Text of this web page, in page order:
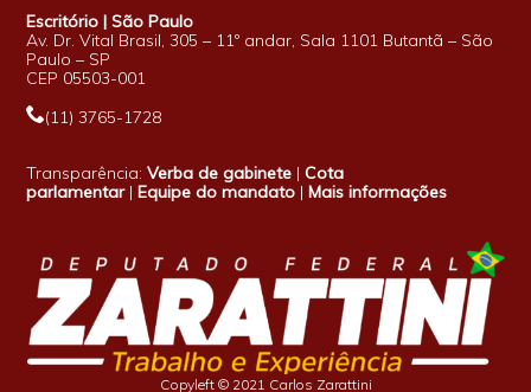
Escritório | São Paulo
Av. Dr. Vital Brasil, 305 – 11º andar, Sala 1101 Butantã – São
Paulo – SP
CEP 05503-001
(11) 3765-1728
Transparência:Verba de gabinete |Cota
parlamentar|Equipe do mandato |Mais informações
Copyleft © 2021 Carlos Zarattini